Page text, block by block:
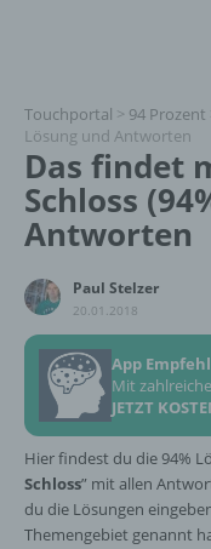
Touchportal > 94 Prozent
Lösung und Antworten
Das findet
Schloss
Antworten
Paul Stelzer
20.01.2018
App
Mit
JETZT
Hier findest du die 94%
Schloss” mit allen
du die Lösungen
Themengebiet genannt